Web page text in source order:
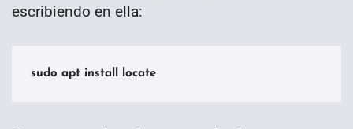
escribiendo en ella:
sudo apt install locate